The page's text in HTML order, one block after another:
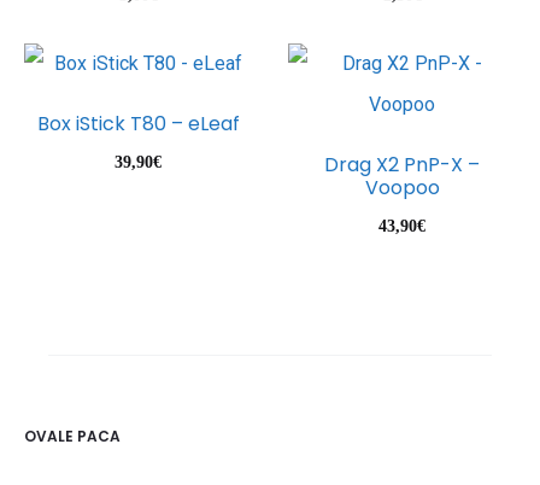
Box iStick T80 – eLeaf
39,90€
Drag X2 PnP-X –
Voopoo
43,90€
OVALE PACA